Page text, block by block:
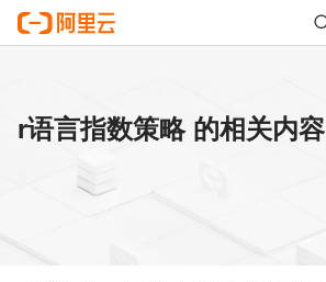
r语言指数策略 的相关内容